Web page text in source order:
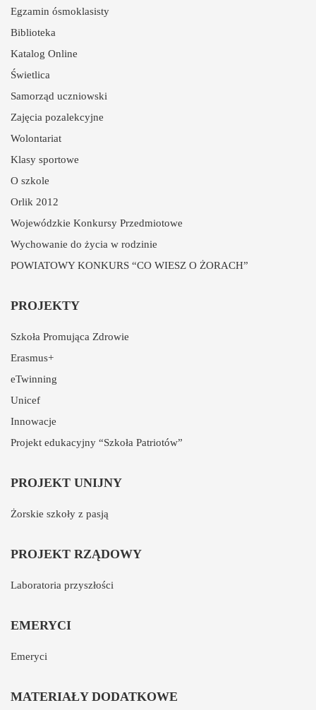
Egzamin ósmoklasisty
Biblioteka
Katalog Online
Świetlica
Samorząd uczniowski
Zajęcia pozalekcyjne
Wolontariat
Klasy sportowe
O szkole
Orlik 2012
Wojewódzkie Konkursy Przedmiotowe
Wychowanie do życia w rodzinie
POWIATOWY KONKURS “CO WIESZ O ŻORACH”
PROJEKTY
Szkoła Promująca Zdrowie
Erasmus+
eTwinning
Unicef
Innowacje
Projekt edukacyjny “Szkoła Patriotów”
PROJEKT UNIJNY
Żorskie szkoły z pasją
PROJEKT RZĄDOWY
Laboratoria przyszłości
EMERYCI
Emeryci
MATERIAŁY DODATKOWE